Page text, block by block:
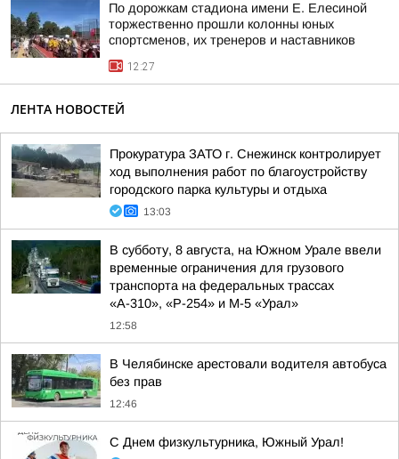
По дорожкам стадиона имени Е. Елесиной
торжественно прошли колонны юных
спортсменов, их тренеров и наставников
12:27
ЛЕНТА НОВОСТЕЙ
Прокуратура ЗАТО г. Снежинск контролирует
ход выполнения работ по благоустройству
городского парка культуры и отдыха
13:03
В субботу, 8 августа, на Южном Урале ввели
временные ограничения для грузового
транспорта на федеральных трассах
«А-310», «Р-254» и М-5 «Урал»
12:58
В Челябинске арестовали водителя автобуса
без прав
12:46
С Днем физкультурника, Южный Урал!